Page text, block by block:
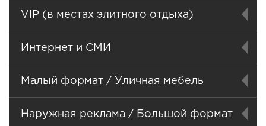
VIP (в местах элитного отдыха)
Интернет и СМИ
Малый формат / Уличная мебель
Наружная реклама / Большой формат